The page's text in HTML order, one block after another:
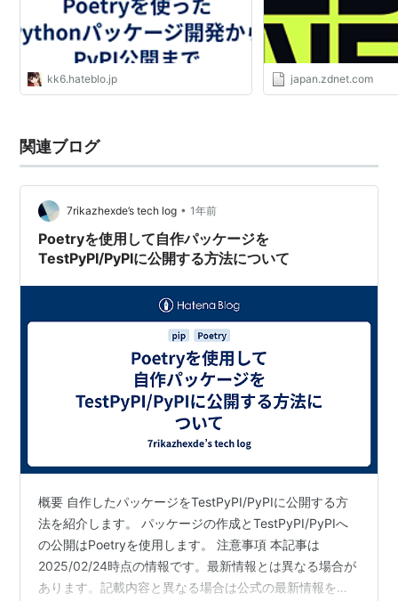
kk6.hateblo.jp japan.zdnet.com
関連ブログ
7rikazhexde’s tech log • 1年前
Poetryを使用して自作パッケージを
TestPyPI/PyPIに公開する方法について
概要 自作したパッケージをTestPyPI/PyPIに公開する方
法を紹介します。 パッケージの作成とTestPyPI/PyPIへ
の公開はPoetryを使用します。 注意事項 本記事は
2025/02/24時点の情報です。最新情報とは異なる場合が
あります。記載内容と異なる場合は公式の最新情報を確